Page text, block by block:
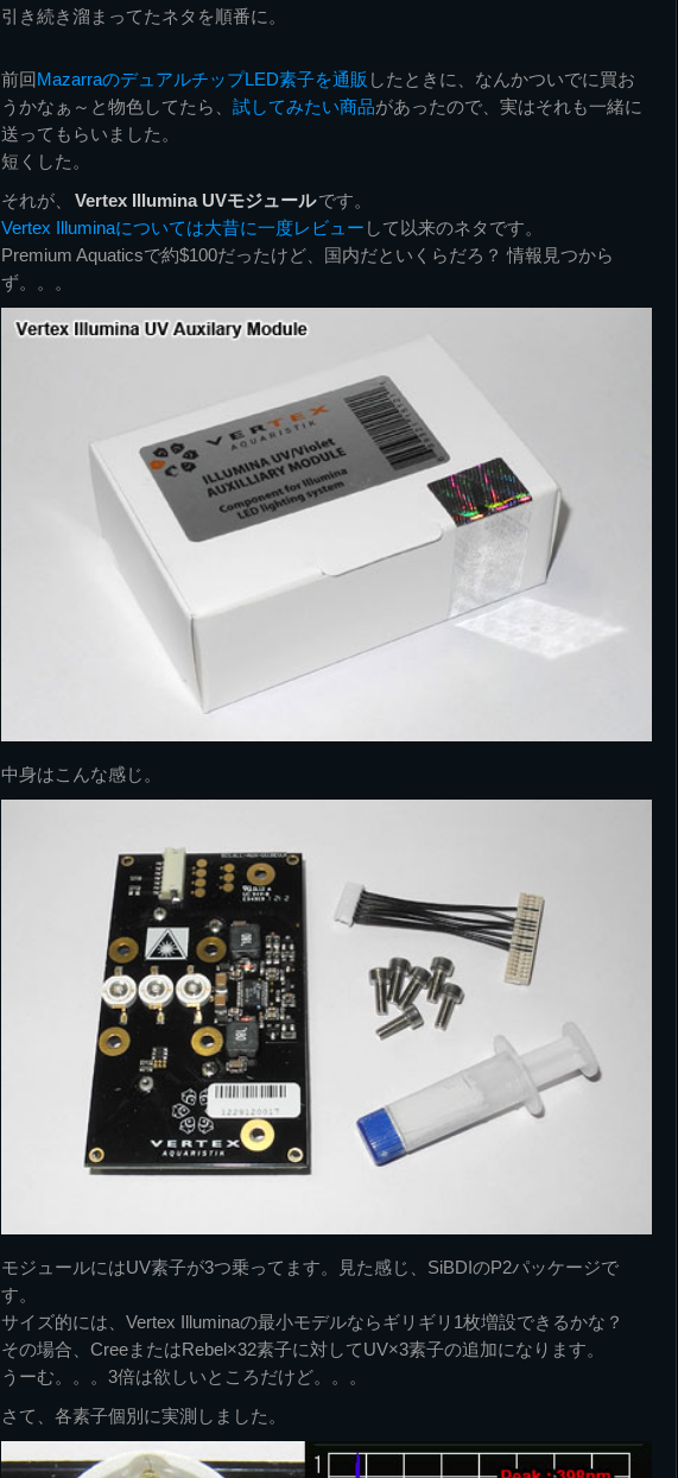
引き続き溜まってたネタを順番に。
前回MazarraのデュアルチップLED素子を通販 したときに、なんかついでに買お
うかなぁ～と物色してたら、 試してみたい商品があったので、実はそれも一緒に
送ってもらいました。
短くした。
それが、
Vertex Illumina UVモジュールです。
Vertex Illuminaについては大昔に一度レビュー して以来のネタです。
Premium Aquaticsで約$100だったけど、国内だといくらだろ？ 情報見つから
ず。。。
中身はこんな感じ。
モジュールにはUV素子が3つ乗ってます。見た感じ、SiBDIのP2パッケージで
す。
サイズ的には、Vertex Illuminaの最小モデルならギリギリ1枚増設できるかな？
その場合、CreeまたはRebel×32素子に対してUV×3素子の追加になります。
うーむ。。。3倍は欲しいところだけど。。。
さて、各素子個別に実測しました。